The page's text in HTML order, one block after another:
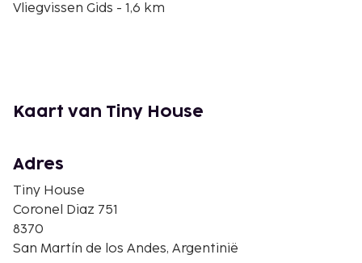
Vliegvissen Gids - 1,6 km
Sendero al Mirador Bandurrias - 4,2 km
Canopy San Martin de los Andes - 4,8 km
De dichtstbijgelegen grootste luchthavens zijn:
San Martin de los Andes (CPC-Luchthaven Aviador
Carlos Campos) - 23,8 km
Bariloche (BRC-Teniente Luis Candelaria Intl.) - 189,2
Kaart van Tiny House
Adres
Tiny House
Coronel Diaz 751
8370
San Martín de los Andes, Argentinië